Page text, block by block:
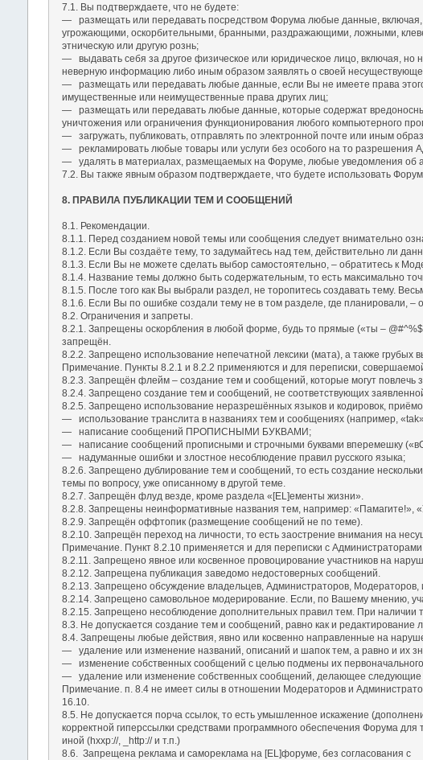
7.1. Вы подтверждаете, что не будете:
― размещать или передавать посредством Форума любые данные, включая,
угрожающими, оскорбительными, бранными, раздражающими, ложными,
этническую или другую рознь;
― выдавать себя за другое физическое или юридическое лицо, включая, но
неверную информацию либо иным образом заявлять о своей
― размещать или передавать любые данные, если Вы не имеете права
имущественные или неимущественные права других лиц;
― размещать или передавать любые данные, которые содержат
уничтожения или ограничения функционирования любого компьютерного
― загружать, публиковать, отправлять по электронной почте или иным
― рекламировать любые товары или услуги без особого на то разрешения
― удалять в материалах, размещаемых на Форуме, любые уведомления об
7.2. Вы также явным образом подтверждаете, что будете использовать
8. ПРАВИЛА ПУБЛИКАЦИИ ТЕМ И СООБЩЕНИЙ
8.1. Рекомендации.
8.1.1. Перед созданием новой темы или сообщения следует внимательно
8.1.2. Если Вы создаёте тему, то задумайтесь над тем, действительно ли
8.1.3. Если Вы не можете сделать выбор самостоятельно, – обратитесь к
8.1.4. Название темы должно быть содержательным, то есть максимально
8.1.5. После того как Вы выбрали раздел, не торопитесь создавать тему.
8.1.6. Если Вы по ошибке создали тему не в том разделе, где планировали,
8.2. Ограничения и запреты.
8.2.1. Запрещены оскорбления в любой форме, будь то прямые («ты –
запрещён.
8.2.2. Запрещено использование непечатной лексики (мата), а также грубых
Примечание. Пункты 8.2.1 и 8.2.2 применяются и для переписки,
8.2.3. Запрещён флейм – создание тем и сообщений, которые могут
8.2.4. Запрещено создание тем и сообщений, не соответствующих
8.2.5. Запрещено использование неразрешённых языков и кодировок,
― использование транслита в названиях тем и сообщениях (например,
― написание сообщений ПРОПИСНЫМИ БУКВАМИ;
― написание сообщений прописными и строчными буквами вперемешку
― надуманные ошибки и злостное несоблюдение правил русского языка;
8.2.6. Запрещено дублирование тем и сообщений, то есть создание
темы по вопросу, уже описанному в другой теме.
8.2.7. Запрещён флуд везде, кроме раздела «[EL]ементы жизни».
8.2.8. Запрещены неинформативные названия тем, например: «Памагите!»,
8.2.9. Запрещён оффтопик (размещение сообщений не по теме).
8.2.10. Запрещён переход на личности, то есть заострение внимания на
Примечание. Пункт 8.2.10 применяется и для переписки с
8.2.11. Запрещено явное или косвенное провоцирование участников на
8.2.12. Запрещена публикация заведомо недостоверных сообщений.
8.2.13. Запрещено обсуждение владельцев, Администраторов, Модераторов,
8.2.14. Запрещено самовольное модерирование. Если, по Вашему мнению,
8.2.15. Запрещено несоблюдение дополнительных правил тем. При наличии
8.3. Не допускается создание тем и сообщений, равно как и
8.4. Запрещены любые действия, явно или косвенно направленные на
― удаление или изменение названий, описаний и шапок тем, а равно и их
― изменение собственных сообщений с целью подмены их
― удаление или изменение собственных сообщений, делающее следующие
Примечание. п. 8.4 не имеет силы в отношении Модераторов и
16.10.
8.5. Не допускается порча ссылок, то есть умышленное искажение
корректной гиперссылки средствами программного обеспечения Форума
иной (hxxp://, _http:// и т.п.)
8.6. Запрещена реклама и самореклама на [EL]форуме, без согласования с